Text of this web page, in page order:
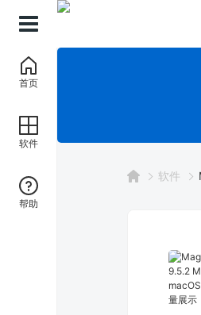
软件
首页
软件
帮助